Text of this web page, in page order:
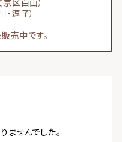
区白山）
逗子）
売中です。
ませんでした。